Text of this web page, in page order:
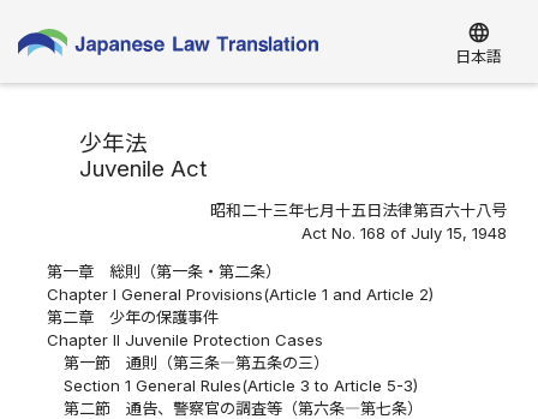
language
日本語
少年法
Juvenile Act
昭和二十三年七月十五日法律第百六十八号
Act No. 168 of July 15, 1948
第一章 総則（第一条・第二条）
Chapter I General Provisions(Article 1 and Article 2)
第二章 少年の保護事件
Chapter II Juvenile Protection Cases
第一節 通則（第三条―第五条の三）
Section 1 General Rules(Article 3 to Article 5-3)
第二節 通告、警察官の調査等（第六条―第七条）